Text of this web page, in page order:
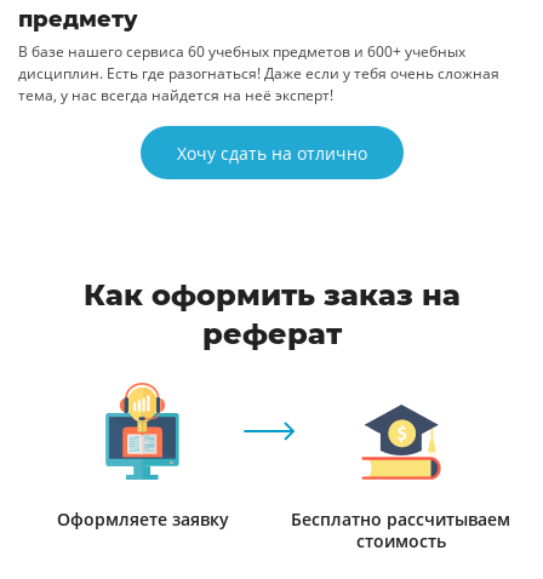
предмету
В базе нашего сервиса 60 учебных предметов и 600+ учебных
дисциплин. Есть где разогнаться! Даже если у тебя очень сложная
тема, у нас всегда найдется на неё эксперт!
Хочу сдать на отлично
Как оформить заказ на
реферат
Оформляете заявку
Бесплатно рассчитываем
стоимость